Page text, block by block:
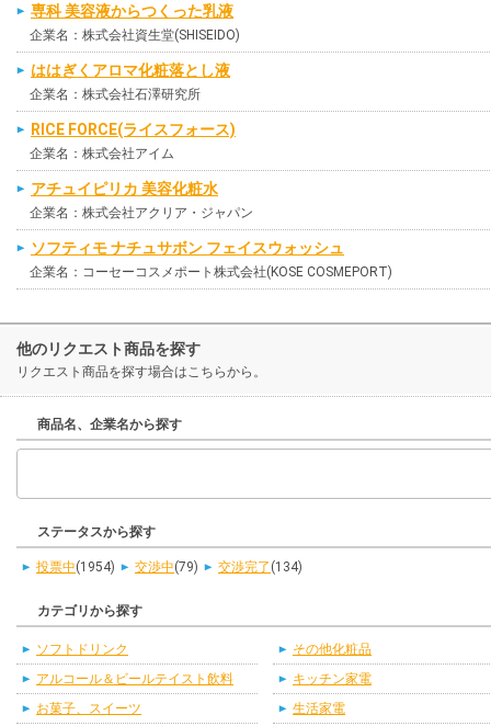
専科 美容液からつくった乳液
企業名：株式会社資生堂(SHISEIDO)
ははぎくアロマ化粧落とし液
企業名：株式会社石澤研究所
RICE FORCE(ライスフォース)
企業名：株式会社アイム
アチュイピリカ 美容化粧水
企業名：株式会社アクリア・ジャパン
ソフティモ ナチュサボン フェイスウォッシュ
企業名：コーセーコスメポート株式会社(KOSE COSMEPORT)
他のリクエスト商品を探す
リクエスト商品を探す場合はこちらから。
商品名、企業名から探す
ステータスから探す
投票中(1954) 交渉中(79) 交渉完了 (134)
カテゴリから探す
ソフトドリンク
アルコール＆ビールテイスト飲料
お菓子、スイーツ
その他化粧品
キッチン家電
生活家電